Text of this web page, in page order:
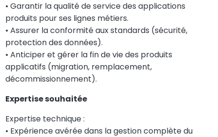
• Garantir la qualité de service des applications
produits pour ses lignes métiers.
• Assurer la conformité aux standards (sécurité,
protection des données).
• Anticiper et gérer la fin de vie des produits
applicatifs (migration, remplacement,
décommissionnement).
Expertise souhaitée
Expertise technique :
• Expérience avérée dans la gestion complète du